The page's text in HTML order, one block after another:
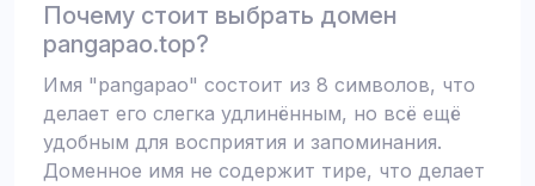
Почему стоит выбрать домен
pangapao.top?
Имя "pangapao" состоит из 8 символов, что
делает его слегка удлинённым, но всё ещё
удобным для восприятия и запоминания.
Доменное имя не содержит тире, что делает